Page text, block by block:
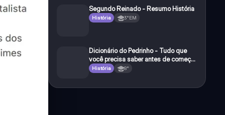
Segundo Reinado - Resumo História
História 3°EM
Dicionário do Pedrinho - Tudo que
você precisa saber antes de começar
a e studar o segundo reinado!
História 8°